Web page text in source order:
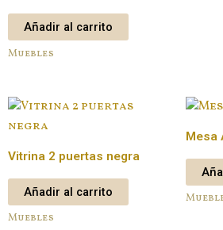
Añadir al carrito
Muebles
Vitrina 2 puertas negra
Añadir al carrito
Muebles
Mesa